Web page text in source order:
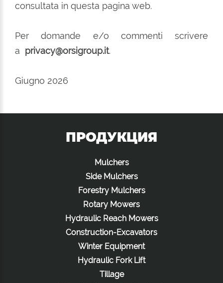
consultata in questa pagina web.
Per domande e/o commenti scrivere
a privacy@orsigroup.it.
Giugno 2026
ПРОДУКЦИЯ
Mulchers
Side Mulchers
Forestry Mulchers
Rotary Mowers
Hydraulic Reach Mowers
Construction-Excavators
Winter Equipment
Hydraulic Fork Lift
Tillage